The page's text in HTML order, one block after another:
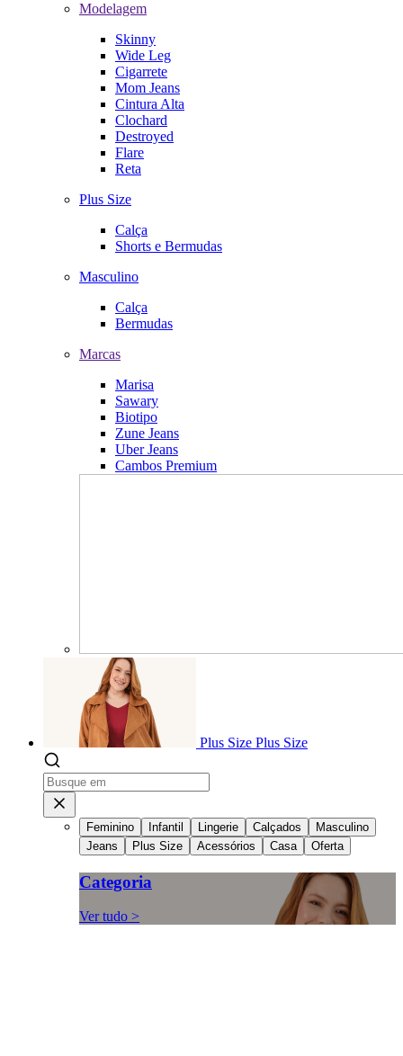
Modelagem
Skinny
Wide Leg
Cigarrete
Mom Jeans
Cintura Alta
Clochard
Destroyed
Flare
Reta
Plus Size
Calça
Shorts e Bermudas
Masculino
Calça
Bermudas
Marcas
Marisa
Sawary
Biotipo
Zune Jeans
Uber Jeans
Cambos Premium
Plus Size Plus Size
Feminino Infantil Lingerie Calçados
Masculino
Jeans
Plus Size Acessórios Casa Oferta
Categoria
Ver tudo >